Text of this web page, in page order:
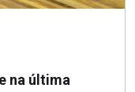
na última